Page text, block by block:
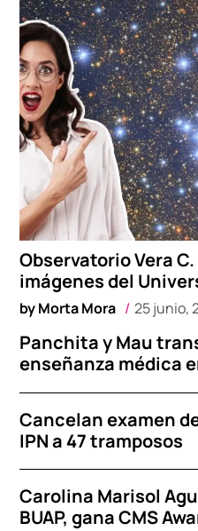
Observatorio Vera
imágenes del
byMorta Mora 25 junio,
Panchita y Mau
enseñanza médica
Cancelan examen
IPN a 47 tramposos
Carolina Marisol
BUAP, gana CMS